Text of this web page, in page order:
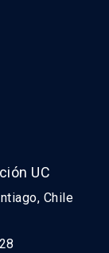
UC
Chile